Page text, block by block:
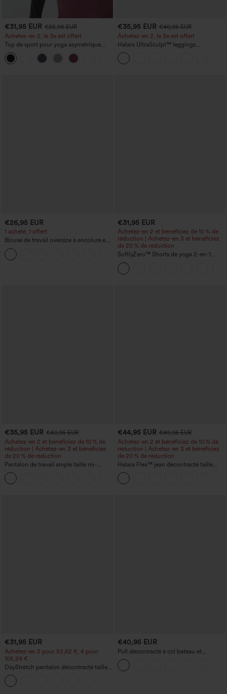
€31,95 EUR €35,95 EUR
Achetez-en 2, le 3e est offert
Top de sport pour yoga asymétrique
(une épaule) à manches longues avec
ouverture pour le pouce, ourlet arrondi
haut-bas, séchage rapide, soutien-gorge
€35,95 EUR €40,95 EUR
Achetez-en 2, le 3e est offert
Halara UltraSculpt™ leggings
d'entraînement taille haute — fronces
liftantes pour le fessier, maintien gainant
du ventre et poche
€26,95 EUR
1 acheté, 1 offert
Blouse de travail oversize à encolure en
V, manches courtes, en tissu
anti‑froissage
+1
€31,95 EUR
Achetez-en 2 et bénéficiez de 10 % de
réduction | Achetez-en 3 et bénéficiez
de 20 % de réduction
SoftlyZero™ Shorts de yoga 2-en-1
InstantCool, super taille haute, aérés, 5''
avec poches — longueur allongée
€35,95 EUR €40,95 EUR
Achetez-en 2 et bénéficiez de 10 % de
réduction | Achetez-en 3 et bénéficiez
de 20 % de réduction
Pantalon de travail ample taille mi-
haute, coupe « barrel » (jambe en forme
de tonneau) avec poches
€44,95 EUR €49,95 EUR
Achetez-en 2 et bénéficiez de 10 % de
réduction | Achetez-en 3 et bénéficiez
de 20 % de réduction
Halara Flex™ jean décontracté taille
haute, large, avec poches, ourlet
retroussé et effet délavé
€31,95 EUR
Achetez-en 2 pour 52,62 €, 4 pour
105,24 €
DayStretch pantalon décontracté taille
haute à jambe en forme de tonneau
avec poches
€40,95 EUR
Pull décontracté à col bateau et
manches chauve-souris